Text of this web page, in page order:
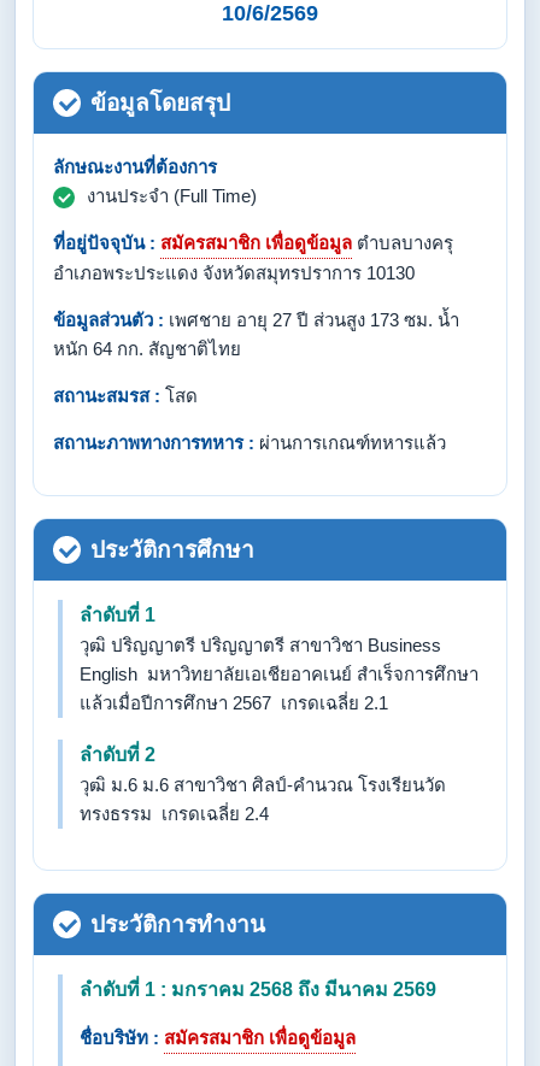
10/6/2569
ข้อมูลโดยสรุป
ลักษณะงานที่ต้องการ
งานประจำ (Full Time)
ที่อยู่ปัจจุบัน : สมัครสมาชิก เพื่อดูข้อมูล ตำบลบางครุ
อำเภอพระประแดง จังหวัดสมุทรปราการ 10130
ข้อมูลส่วนตัว : เพศชาย อายุ 27 ปี ส่วนสูง 173 ซม. น้ำ
หนัก 64 กก. สัญชาติไทย
สถานะสมรส : โสด
สถานะภาพทางการทหาร : ผ่านการเกณฑ์ทหารแล้ว
ประวัติการศึกษา
ลำดับที่ 1
วุฒิ ปริญญาตรี ปริญญาตรี สาขาวิชา Business
English มหาวิทยาลัยเอเชียอาคเนย์ สำเร็จการศึกษา
แล้วเมื่อปีการศึกษา 2567 เกรดเฉลี่ย 2.1
ลำดับที่ 2
วุฒิ ม.6 ม.6 สาขาวิชา ศิลป์-คำนวณ โรงเรียนวัด
ทรงธรรม เกรดเฉลี่ย 2.4
ประวัติการทำงาน
ลำดับที่ 1 : มกราคม 2568 ถึง มีนาคม 2569
ชื่อบริษัท : สมัครสมาชิก เพื่อดูข้อมูล